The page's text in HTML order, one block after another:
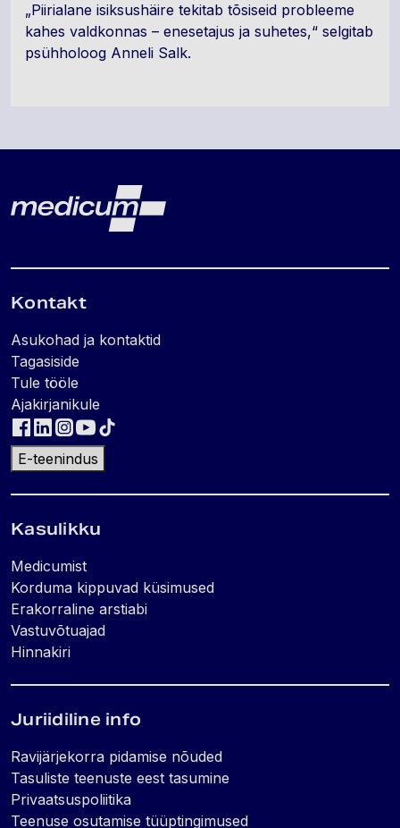
„Piirialane isiksushäire tekitab tõsiseid probleeme
kahes valdkonnas – enesetajus ja suhetes,“ selgitab
psühholoog Anneli Salk.
Lehe jalus
Kontakt
Asukohad ja kontaktid
Tagasiside
Tule tööle
Ajakirjanikule
E-teenindus
Kasulikku
Medicumist
Korduma kippuvad küsimused
Erakorraline arstiabi
Vastuvõtuajad
Hinnakiri
Juriidiline info
Ravijärjekorra pidamise nõuded
Tasuliste teenuste eest tasumine
Privaatsuspoliitika
Teenuse osutamise tüüptingimused